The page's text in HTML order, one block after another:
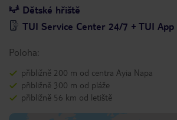
Dětské hřiště
TUI Service Center 24/7 + TUI App
Poloha:
přibližně 200 m od centra Ayia Napa
přibližně 300 m od pláže
přibližně 56 km od letiště